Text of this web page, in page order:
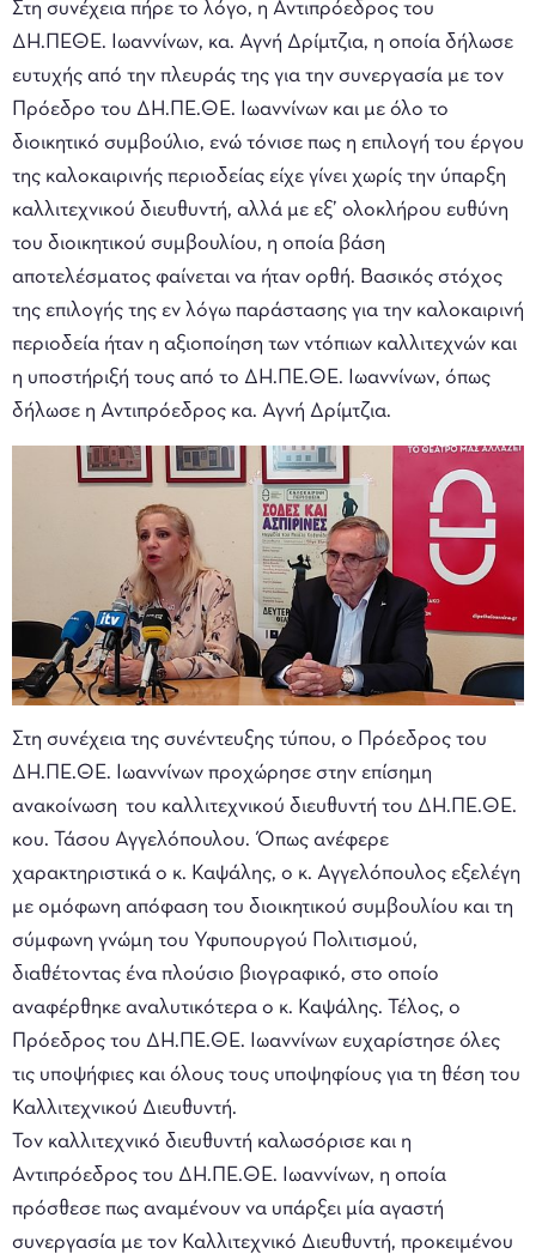
Στη συνέχεια πήρε το λόγο, η Αντιπρόεδρος του
ΔΗ.ΠΕΘΕ. Ιωαννίνων, κα. Αγνή Δρίμτζια, η οποία δήλωσε
ευτυχής από την πλευράς της για την συνεργασία με τον
Πρόεδρο του ΔΗ.ΠΕ.ΘΕ. Ιωαννίνων και με όλο το
διοικητικό συμβούλιο, ενώ τόνισε πως η επιλογή του έργου
της καλοκαιρινής περιοδείας είχε γίνει χωρίς την ύπαρξη
καλλιτεχνικού διευθυντή, αλλά με εξ’ ολοκλήρου ευθύνη
του διοικητικού συμβουλίου, η οποία βάση
αποτελέσματος φαίνεται να ήταν ορθή. Βασικός στόχος
της επιλογής της εν λόγω παράστασης για την καλοκαιρινή
περιοδεία ήταν η αξιοποίηση των ντόπιων καλλιτεχνών και
η υποστήριξή τους από το ΔΗ.ΠΕ.ΘΕ. Ιωαννίνων, όπως
δήλωσε η Αντιπρόεδρος κα. Αγνή Δρίμτζια.
Στη συνέχεια της συνέντευξης τύπου, ο Πρόεδρος του
ΔΗ.ΠΕ.ΘΕ. Ιωαννίνων προχώρησε στην επίσημη
ανακοίνωση του καλλιτεχνικού διευθυντή του ΔΗ.ΠΕ.ΘΕ.
κου. Τάσου Αγγελόπουλου. Όπως ανέφερε
χαρακτηριστικά ο κ. Καψάλης, ο κ. Αγγελόπουλος εξελέγη
με ομόφωνη απόφαση του διοικητικού συμβουλίου και τη
σύμφωνη γνώμη του Υφυπουργού Πολιτισμού,
διαθέτοντας ένα πλούσιο βιογραφικό, στο οποίο
αναφέρθηκε αναλυτικότερα ο κ. Καψάλης. Τέλος, ο
Πρόεδρος του ΔΗ.ΠΕ.ΘΕ. Ιωαννίνων ευχαρίστησε όλες
τις υποψήφιες και όλους τους υποψηφίους για τη θέση του
Καλλιτεχνικού Διευθυντή.
Τον καλλιτεχνικό διευθυντή καλωσόρισε και η
Αντιπρόεδρος του ΔΗ.ΠΕ.ΘΕ. Ιωαννίνων, η οποία
πρόσθεσε πως αναμένουν να υπάρξει μία αγαστή
συνεργασία με τον Καλλιτεχνικό Διευθυντή, προκειμένου